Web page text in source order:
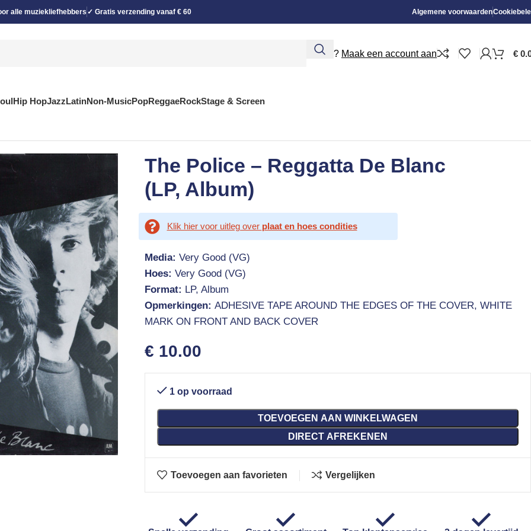
alle muziekliefhebbers ✓ Gratis verzending vanaf € 60 Algemene voorwaarden
Nieuw? Maak een account aan €
Hip HopJazzLatinNon-MusicPopReggaeRockStage & Screen
The Police – Reggatta De Blanc
(LP, Album)
Klik hier voor uitleg over plaat en hoes condities
Media: Very Good (VG)
Hoes: Very Good (VG)
Format: LP, Album
Opmerkingen: ADHESIVE TAPE AROUND THE EDGES OF THE COVER, WHITE
MARK ON FRONT AND BACK COVER
€ 10.00
1 op voorraad
TOEVOEGEN AAN WINKELWAGEN
DIRECT AFREKENEN
Toevoegen aan favorieten Vergelijken